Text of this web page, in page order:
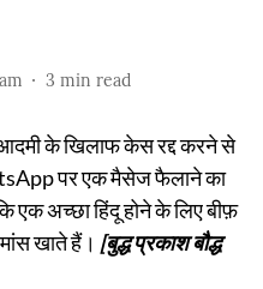
3 min read
आदमी के खिलाफ केस रद्द करने से
पर एक मैसेज फैलाने का
एक अच्छा हिंदू होने के लिए बीफ़
खाते हैं। [बुद्ध प्रकाश बौद्ध